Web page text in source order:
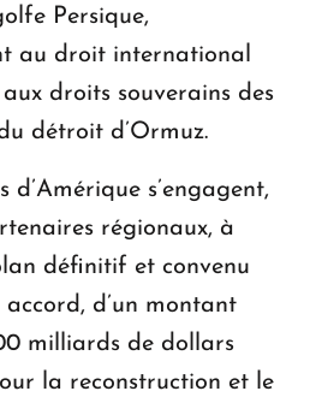
Persique,
au droit international
droits souverains des
détroit d’Ormuz.
d’Amérique s’engagent,
régionaux, à
définitif et convenu
accord, d’un montant
milliards de dollars
la reconstruction et le